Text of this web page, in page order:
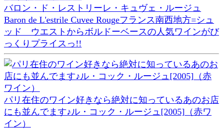
バロン・ド・レストリーレ・キュヴェ・ルージュ
Baron de L'estrile Cuvee Rougeフランス南西地方=シュ
ッド ウエストからボルドーベースの人気ワインがび
っくりプライスっ!!
パリ在住のワイン好きなら絶対に知っているあのお店
にも並んでます♪ル・コック・ルージュ[2005]（赤ワ
イン）